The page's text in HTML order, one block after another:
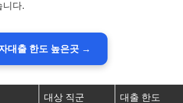
니다.
대출 한도 높은곳 →
대상 직군 대출 한도